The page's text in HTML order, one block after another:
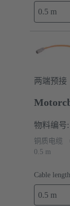
0.5 m
两端预接
物料编号:
铜质电缆
0.5 m
Cable length
0.5 m